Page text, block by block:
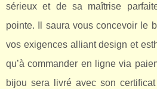
sérieux et de sa maîtrise
pointe. Il saura vous concevoir le
vos exigences alliant design et
qu’à commander en ligne via
bijou sera livré avec son